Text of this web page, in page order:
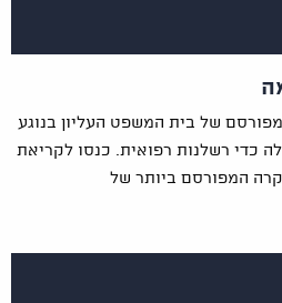
של בית המשפט העליון בנוגע
כדי רשלנות רפואית. כנסו לקריאת
המפורסם ביותר של